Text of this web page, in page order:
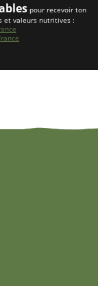
pour recevoir ton
et valeurs nutritives :